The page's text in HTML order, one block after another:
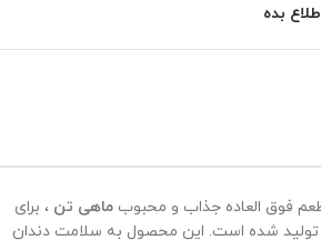
بده
فوق العاده جذاب و محبوب ماهی تن ، برای
تولید شده است. این محصول به سلامت دندان